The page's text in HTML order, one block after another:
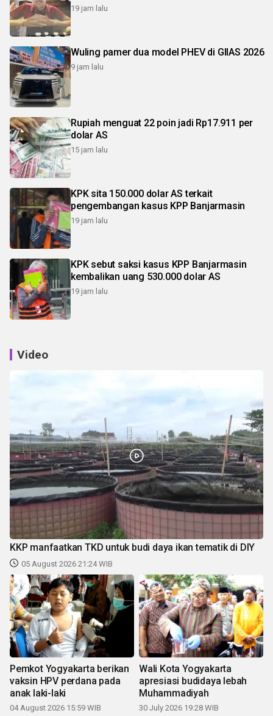
19 jam lalu
Wuling pamer dua model PHEV di GIIAS 2026
9 jam lalu
Rupiah menguat 22 poin jadi Rp17.911 per
dolar AS
15 jam lalu
KPK sita 150.000 dolar AS terkait
pengembangan kasus KPP Banjarmasin
19 jam lalu
KPK sebut saksi kasus KPP Banjarmasin
kembalikan uang 530.000 dolar AS
19 jam lalu
Video
KKP manfaatkan TKD untuk budi daya ikan tematik di DIY
05 August 2026 21:24 WIB
Pemkot Yogyakarta berikan
vaksin HPV perdana pada
anak laki-laki
04 August 2026 15:59 WIB
Wali Kota Yogyakarta
apresiasi budidaya lebah
Muhammadiyah
30 July 2026 19:28 WIB